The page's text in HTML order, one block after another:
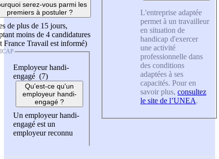
serez-vous parmi les
premiers à postuler ?
de plus de 15 jours,
moins de 4 candidatures
France Travail est informé)
Employeur handi-
engagé (7)
Qu'est-ce qu'un
employeur handi-
engagé ?
Un employeur handi-
engagé est un
employeur reconnu
L'entreprise adaptée
permet à un travailleur
en situation de
handicap d'exercer
une activité
professionnelle dans
des conditions
adaptées à ses
capacités. Pour en
savoir plus, consultez
le site de l’UNEA.